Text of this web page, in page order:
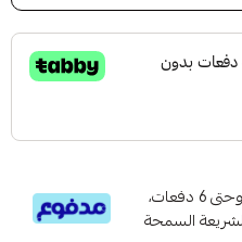
قسم دفعاتك بطريقة ميسرة إلى 4 وحتى 6 دفعات،
السمحة